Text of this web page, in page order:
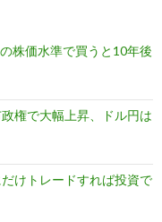
株価水準で買うと10年後
権で大幅上昇、ドル円は
けトレードすれば投資で